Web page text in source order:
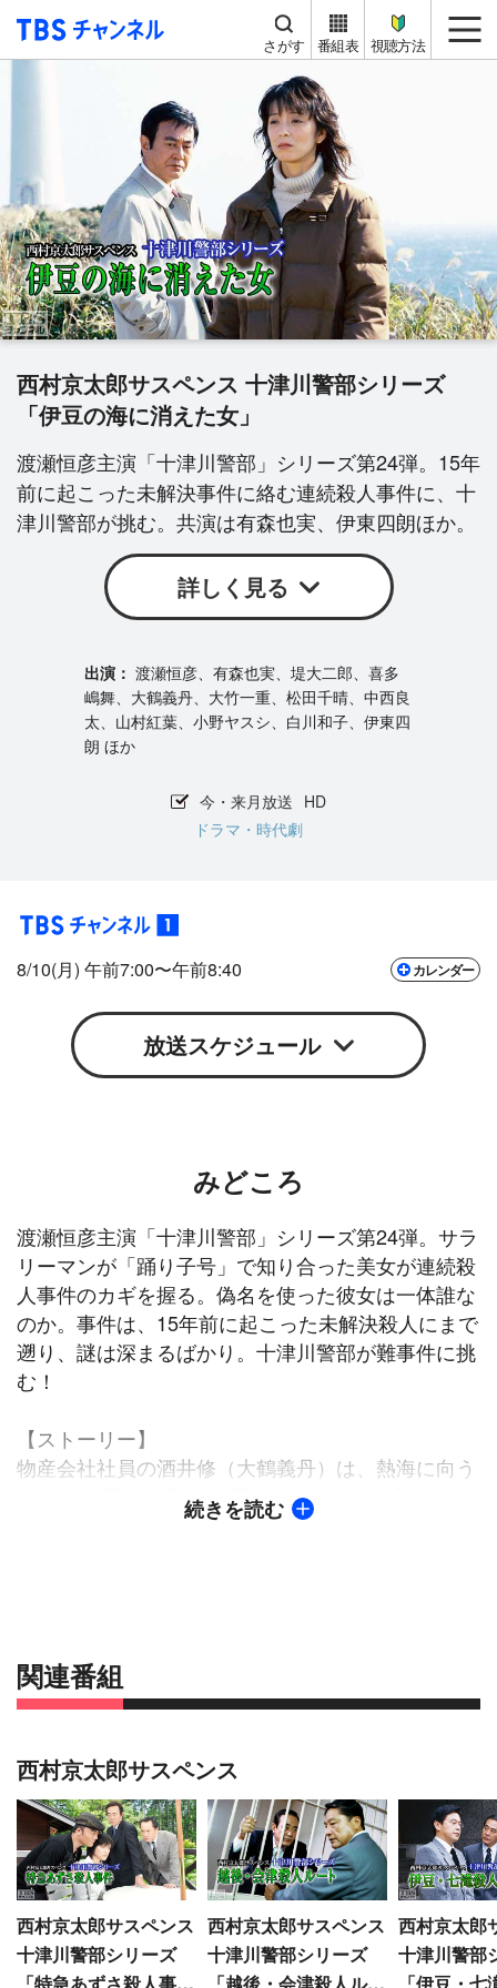
TBS チャンネル
さがす 番組表 視聴方法
西村京太郎サスペンス 十津川警部シリーズ
「伊豆の海に消えた女」
渡瀬恒彦主演「十津川警部」シリーズ第24弾。15年
前に起こった未解決事件に絡む連続殺人事件に、十
津川警部が挑む。共演は有森也実、伊東四朗ほか。
詳しく見る
渡瀬恒彦、有森也実、堤大二郎、喜多
嶋舞、大鶴義丹、大竹一重、松田千晴、中西良
太、山村紅葉、小野ヤスシ、白川和子、伊東四
朗 ほか
今・来月放送 HD
ドラマ・時代劇
8/10(月) 午前7:00〜午前8:40 カレンダー
Google iCal
放送スケジュール
みどころ
渡瀬恒彦主演「十津川警部」シリーズ第24弾。サラ
リーマンが「踊り子号」で知り合った美女が連続殺
人事件のカギを握る。偽名を使った彼女は一体誰な
のか。事件は、15年前に起こった未解決殺人にまで
遡り、謎は深まるばかり。十津川警部が難事件に挑
む！
【ストーリー】
物産会社社員の酒井修（大鶴義丹）は、熱海に向う
車内で“生田たか子”と名乗る美女（有森也実）と知
り合った。同じ頃、大手パソコンソフトメーカー社
ゆきの母・照子（白川和子）が闘病生活を送る静
岡・下田で、行方不明となったみゆきの捜索を開始
を告白する遺書が発見。みゆきの自殺説が浮上する
一方で、酒井がたか子とみゆきが同一人物だと証言
したことから、十津川はみゆきの偽装自殺と推測す
る。
続きを読む
関連番組
西村京太郎サスペンス
西村京太郎サスペンス
十津川警部シリーズ
西村京太郎サスペンス
十津川警部シリーズ
西村京太郎
十津川警部